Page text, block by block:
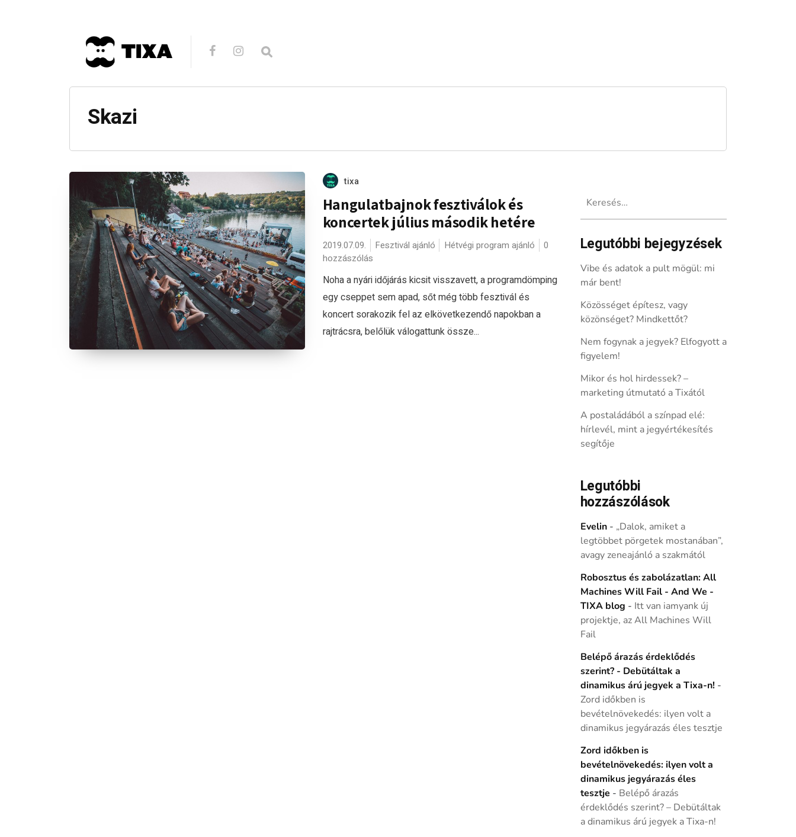
Skazi
tixa
Hangulatbajnok fesztiválok és
koncertek július második hetére
2019.07.09. Fesztivál ajánló Hétvégi program ajánló
0
hozzászólás
Noha a nyári időjárás kicsit visszavett, a programdömping
egy cseppet sem apad, sőt még több fesztivál és
koncert sorakozik fel az elkövetkezendő napokban a
rajtrácsra, belőlük válogattunk össze...
Legutóbbi bejegyzések
Vibe és adatok a pult mögül: mi
már bent!
Közösséget építesz, vagy
közönséget? Mindkettőt?
Nem fogynak a jegyek? Elfogyott a
figyelem!
Mikor és hol hirdessek? –
marketing útmutató a Tixától
A postaládából a színpad elé:
hírlevél, mint a jegyértékesítés
segítője
Legutóbbi
hozzászólások
Evelin- „Dalok, amiket a
legtöbbet pörgetek mostanában”,
avagy zeneajánló a szakmától
Robosztus és zabolázatlan: All
Machines Will Fail - And We -
TIXA blog - Itt van iamyank új
projektje, az All Machines Will
Fail
Belépő árazás érdeklődés
szerint? - Debütáltak a
dinamikus árú jegyek a Tixa-n! -
Zord időkben is
bevételnövekedés: ilyen volt a
dinamikus jegyárazás éles tesztje
Zord időkben is
bevételnövekedés: ilyen volt a
dinamikus jegyárazás éles
tesztje - Belépő árazás
érdeklődés szerint? – Debütáltak
a dinamikus árú jegyek a Tixa-n!